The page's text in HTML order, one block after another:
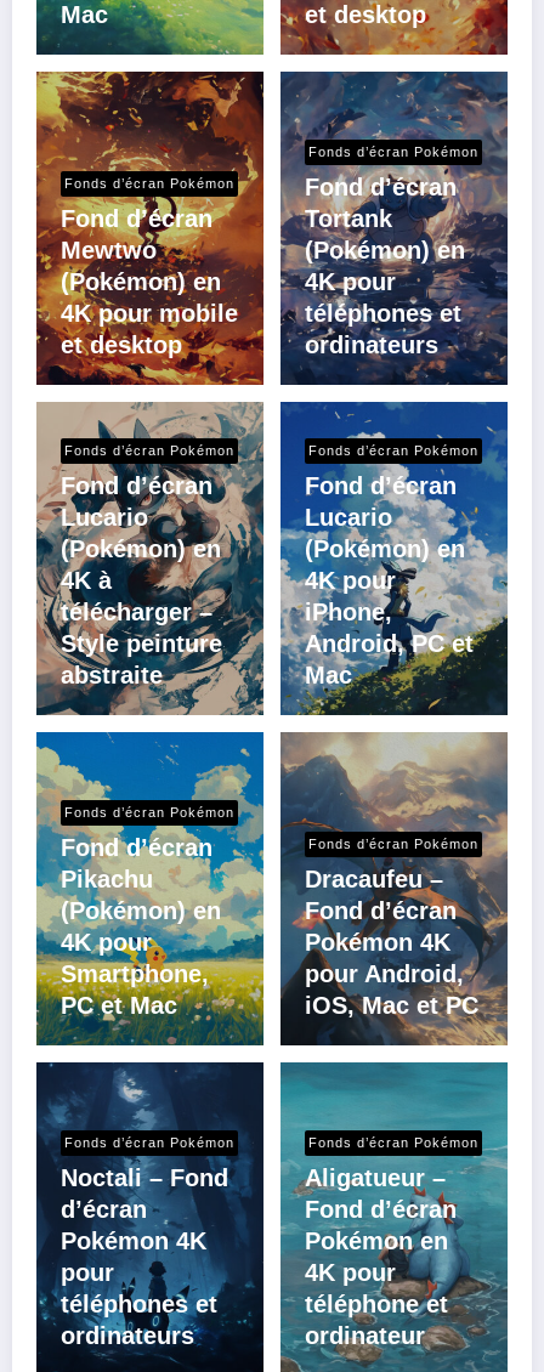
Mac
et desktop
Fonds d’écran Pokémon
Fond d’écran
Mewtwo
(Pokémon) en
4K pour mobile
et desktop
Fonds d’écran Pokémon
Fond d’écran
Tortank
(Pokémon) en
4K pour
téléphones et
ordinateurs
Fonds d’écran Pokémon
Fond d’écran
Lucario
(Pokémon) en
4K à
télécharger –
Style peinture
abstraite
Fonds d’écran Pokémon
Fond d’écran
Lucario
(Pokémon) en
4K pour
iPhone,
Android, PC et
Mac
Fonds d’écran Pokémon
Fond d’écran
Pikachu
(Pokémon) en
4K pour
Smartphone,
PC et Mac
Fonds d’écran Pokémon
Dracaufeu –
Fond d’écran
Pokémon 4K
pour Android,
iOS, Mac et PC
Fonds d’écran Pokémon
Noctali – Fond
d’écran
Pokémon 4K
pour
téléphones et
ordinateurs
Fonds d’écran Pokémon
Aligatueur –
Fond d’écran
Pokémon en
4K pour
téléphone et
ordinateur